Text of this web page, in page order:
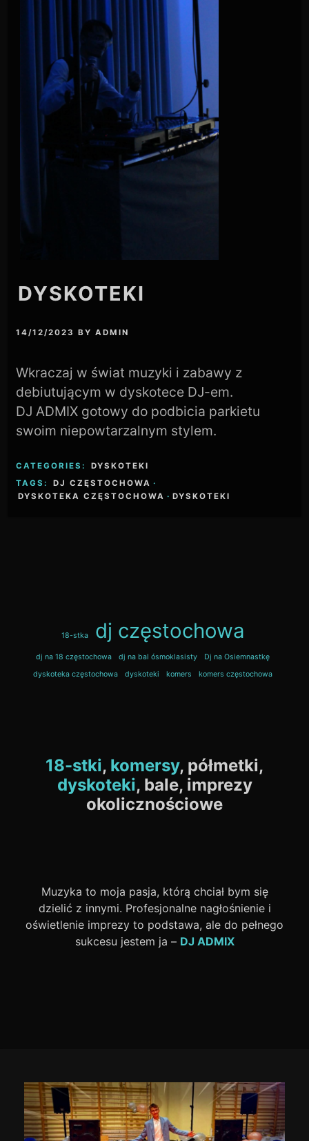
DYSKOTEKI
14/12/2023 BYADMIN
Wkraczaj w świat muzyki i zabawy z
debiutującym w dyskotece DJ-em.
DJ ADMIX gotowy do podbicia parkietu
swoim niepowtarzalnym stylem.
CATEGORIES:
DYSKOTEKI
TAGS:
DJ CZĘSTOCHOWA ·
DYSKOTEKA CZĘSTOCHOWA · DYSKOTEKI
18-stka dj częstochowa
dj na 18 częstochowa dj na bal ósmoklasisty
Dj na Osiemnastkę
dyskoteka częstochowa
dyskoteki komers komers częstochowa
18-stki, komersy, półmetki,
dyskoteki, bale, imprezy
okolicznościowe
Muzyka to moja pasja, którą chciał bym się
dzielić z innymi. Profesjonalne nagłośnienie i
oświetlenie imprezy to podstawa, ale do pełnego
sukcesu jestem ja – DJ ADMIX